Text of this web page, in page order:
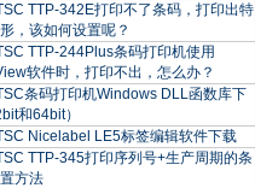
TTP-342E打印不了条码，打印出特
，该如何设置呢？
TTP-244Plus条码打印机使用
软件时，打印不出，怎么办？
条码打印机Windows DLL函数库下
和64bit）
Nicelabel LE5标签编辑软件下载
TTP-345打印序列号+生产周期的条
方法